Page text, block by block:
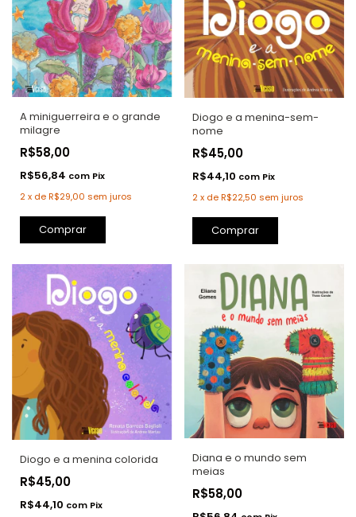
A miniguerreira e o grande
milagre
R$58,00
R$56,84 com Pix
2x deR$29,00 sem juros
Comprar
Diogo e a menina-sem-
nome
R$45,00
R$44,10 com Pix
2 x deR$22,50 sem juros
Comprar
Diogo e a menina colorida
R$45,00
R$44,10 com Pix
Diana e o mundo sem
meias
R$58,00